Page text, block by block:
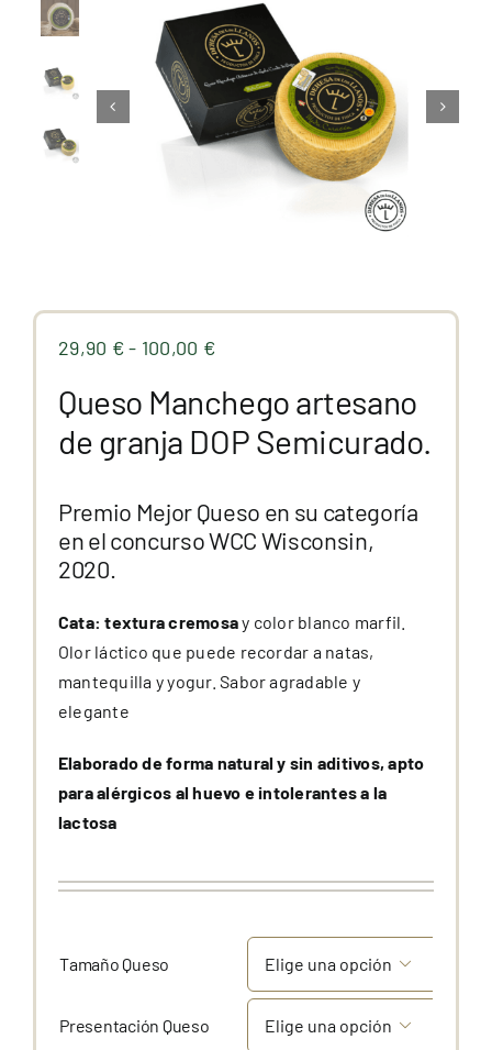
Premios
Hablan de nosotros
Blog
29,90 €- 100,00 €Rango
precios:
desde
29,90 €
Queso Manchego artesano
de granja DOP Semicurado.
Premio Mejor Queso en su categoría
en el concurso WCC Wisconsin,
2020.
Cata: textura cremosay color blanco marfil.
Olor láctico que puede recordar a natas,
mantequilla y yogur. Sabor agradable y
elegante
Elaborado de forma natural y sin aditivos, apto
para alérgicos al huevo e intolerantes a la
lactosa
Tamaño Queso 
Presentación Queso 